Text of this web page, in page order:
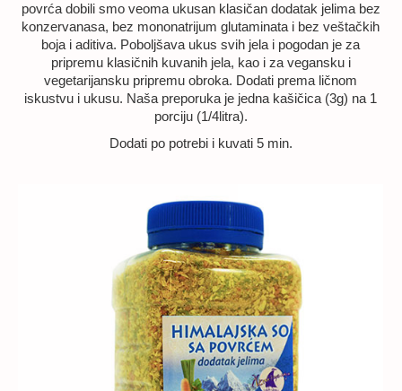
povrća dobili smo veoma ukusan klasičan dodatak jelima bez
konzervanasa, bez mononatrijum glutaminata i bez veštačkih
boja i aditiva. Poboljšava ukus svih jela i pogodan je za
pripremu klasičnih kuvanih jela, kao i za vegansku i
vegetarijansku pripremu obroka. Dodati prema ličnom
iskustvu i ukusu. Naša preporuka je jedna kašičica (3g) na 1
porciju (1/4litra).
Dodati po potrebi i kuvati 5 min.